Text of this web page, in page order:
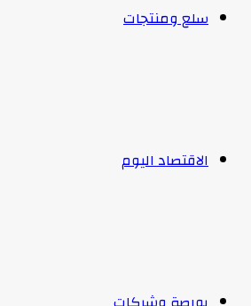
سلع ومنتجات
الاقتصاد اليوم